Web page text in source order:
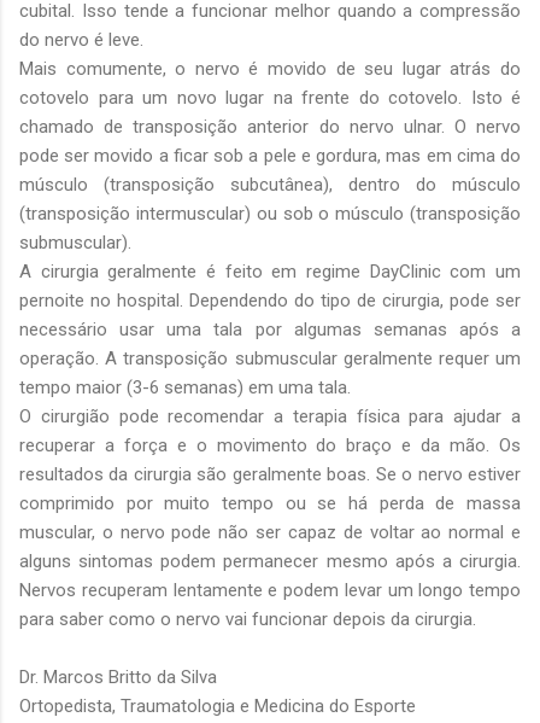
cubital. Isso tende a funcionar melhor quando a compressão
do nervo é leve.
Mais comumente, o nervo é movido de seu lugar atrás do
cotovelo para um novo lugar na frente do cotovelo. Isto é
chamado de transposição anterior do nervo ulnar. O nervo
pode ser movido a ficar sob a pele e gordura, mas em cima do
músculo (transposição subcutânea), dentro do músculo
(transposição intermuscular) ou sob o músculo (transposição
submuscular).
A cirurgia geralmente é feito em regime DayClinic com um
pernoite no hospital. Dependendo do tipo de cirurgia, pode ser
necessário usar uma tala por algumas semanas após a
operação. A transposição submuscular geralmente requer um
tempo maior (3-6 semanas) em uma tala.
O cirurgião pode recomendar a terapia física para ajudar a
recuperar a força e o movimento do braço e da mão. Os
resultados da cirurgia são geralmente boas. Se o nervo estiver
comprimido por muito tempo ou se há perda de massa
muscular, o nervo pode não ser capaz de voltar ao normal e
alguns sintomas podem permanecer mesmo após a cirurgia.
Nervos recuperam lentamente e podem levar um longo tempo
para saber como o nervo vai funcionar depois da cirurgia.
Dr. Marcos Britto da Silva
Ortopedista, Traumatologia e Medicina do Esporte